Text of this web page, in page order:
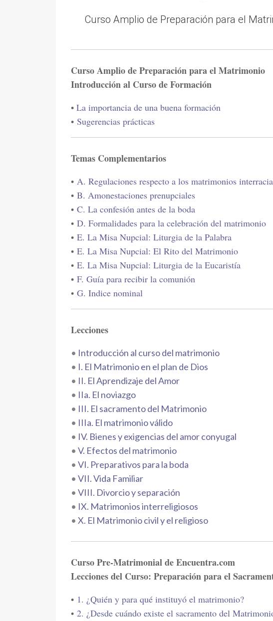
Curso Amplio de Preparación para el
Curso Amplio de Preparación para el Matrimonio
Introducción al Curso de Formación
• La importancia de una buena formación
• Sugerencias prácticas
Temas Complementarios
• A. Regulaciones respecto a los matrimonios
• B. Amonestaciones prenupciales
• C. La confesión antes de la boda
• D. Formalidades para la celebración del matrimonio
• E. La Misa Nupcial: Liturgia de la Palabra
• E. La Misa Nupcial: El Rito del Matrimonio
• E. La Misa Nupcial: Liturgia de la Eucaristía
• F. Guía para recibir la comunión
• G. Indice nominal
Lecciones
• Introducción al curso del matrimonio
• I. El Matrimonio en el plan de Dios
• II. El Aprendizaje del Amor
• IIa. El noviazgo
• III. El sacramento del Matrimonio
• IIIa. El matrimonio válido
• IV. Bienes y exigencias del amor conyugal
• V. Efectos del matrimonio
• VI. Preparativos para la boda
• VII. Vida Familiar
• VIII. Divorcio y separación
• IX. Matrimonios interreligiosos
• X. El Matrimonio civil y el religioso
Curso Pre-Matrimonial de Encuentra.com
Lecciones del Curso: Preparación para el
• 1. ¿Quién y para qué instituyó el matrimonio?
• 2. ¿Desde cuándo existe el sacramento del